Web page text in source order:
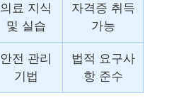
의료 지식
및 실습
자격증 취득
가능
안전 관리
기법
법적 요구사
항 준수